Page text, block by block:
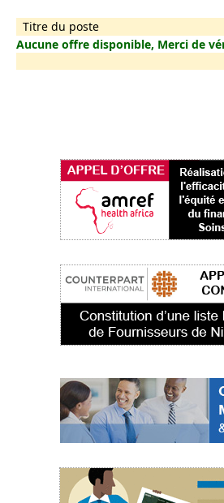
Titre du poste
Aucune offre disponible, Merci de